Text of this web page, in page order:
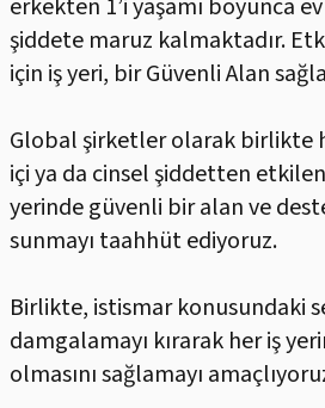
erkekten 1’i yaşamı boyunca
şiddete maruz kalmaktadır.
için iş yeri, bir Güvenli Alan
Global şirketler olarak birlikte
içi ya da cinsel şiddetten
yerinde güvenli bir alan ve
sunmayı taahhüt ediyoruz.
Birlikte, istismar konusundaki
damgalamayı kırarak her iş
olmasını sağlamayı